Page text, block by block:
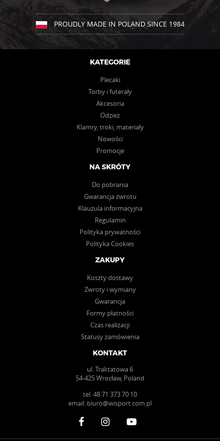
stronie
produktu
produktu
PROUDLY MADE IN POLAND SINCE 1984
KATEGORIE
Plecaki
Torby i futerały
Akcesoria
Odzież
Klamry, troki, materiały
Nowości
Promocje
NA SKRÓTY
Do pobrania
Gwarancja zwrotu
Klauzula informacyjna
Regulamin
Polityka prywatności
Polityka Cookies
ZAKUPY
Koszty dostawy
Zwroty i wymiany
Gwarancja
Formy płatności
Czas realizacji
Statusy zamówienia
KONTAKT
ul. Traktatowa 6
54-425 Wrocław, Poland
tel.48 71 373 70 10
email: biuro@wisport.com.pl